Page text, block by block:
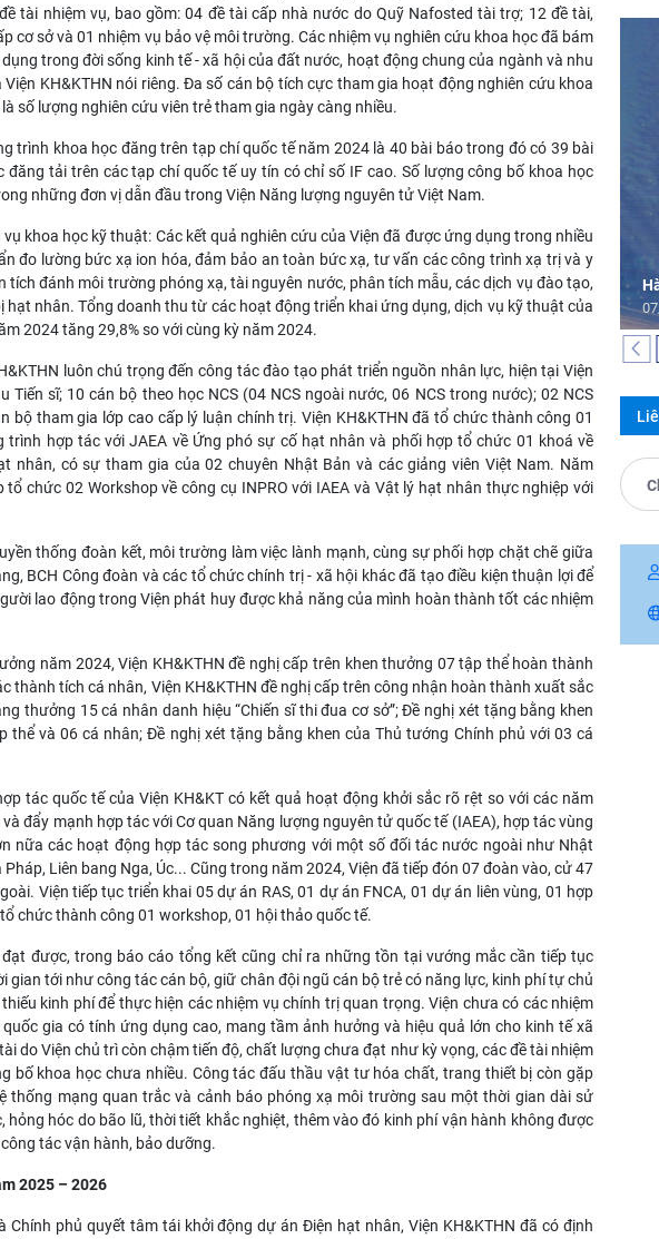
tài nhiệm vụ, bao gồm: 04 đề tài cấp nhà nước do Quỹ Nafosted tài trợ; 12 đề tài,
cơ sở và 01 nhiệm vụ bảo vệ môi trường. Các nhiệm vụ nghiên cứu khoa học đã bám
trong đời sống kinh tế - xã hội của đất nước, hoạt động chung của ngành và nhu
KH&KTHN nói riêng. Đa số cán bộ tích cực tham gia hoạt động nghiên cứu khoa
số lượng nghiên cứu viên trẻ tham gia ngày càng nhiều.
trình khoa học đăng trên tạp chí quốc tế năm 2024 là 40 bài báo trong đó có 39 bài
đăng tải trên các tạp chí quốc tế uy tín có chỉ số IF cao. Số lượng công bố khoa học
những đơn vị dẫn đầu trong Viện Năng lượng nguyên tử Việt Nam.
khoa học kỹ thuật: Các kết quả nghiên cứu của Viện đã được ứng dụng trong nhiều
đo lường bức xạ ion hóa, đảm bảo an toàn bức xạ, tư vấn các công trình xạ trị và y
tích đánh môi trường phóng xạ, tài nguyên nước, phân tích mẫu, các dịch vụ đào tạo,
hạt nhân. Tổng doanh thu từ các hoạt động triển khai ứng dụng, dịch vụ kỹ thuật của
2024 tăng 29,8% so với cùng kỳ năm 2024.
luôn chú trọng đến công tác đào tạo phát triển nguồn nhân lực, hiện tại Viện
Tiến sĩ; 10 cán bộ theo học NCS (04 NCS ngoài nước, 06 NCS trong nước); 02 NCS
bộ tham gia lớp cao cấp lý luận chính trị. Viện KH&KTHN đã tổ chức thành công 01
trình hợp tác với JAEA về Ứng phó sự cố hạt nhân và phối hợp tổ chức 01 khoá về
nhân, có sự tham gia của 02 chuyên Nhật Bản và các giảng viên Việt Nam. Năm
tổ chức 02 Workshop về công cụ INPRO với IAEA và Vật lý hạt nhân thực nghiệp với
thống đoàn kết, môi trường làm việc lành mạnh, cùng sự phối hợp chặt chẽ giữa
BCH Công đoàn và các tổ chức chính trị - xã hội khác đã tạo điều kiện thuận lợi để
lao động trong Viện phát huy được khả năng của mình hoàn thành tốt các nhiệm
năm 2024, Viện KH&KTHN đề nghị cấp trên khen thưởng 07 tập thể hoàn thành
thành tích cá nhân, Viện KH&KTHN đề nghị cấp trên công nhận hoàn thành xuất sắc
thưởng 15 cá nhân danh hiệu “Chiến sĩ thi đua cơ sở”; Đề nghị xét tặng bằng khen
thể và 06 cá nhân; Đề nghị xét tặng bằng khen của Thủ tướng Chính phủ với 03 cá
tác quốc tế của Viện KH&KT có kết quả hoạt động khởi sắc rõ rệt so với các năm
đẩy mạnh hợp tác với Cơ quan Năng lượng nguyên tử quốc tế (IAEA), hợp tác vùng
nữa các hoạt động hợp tác song phương với một số đối tác nước ngoài như Nhật
Pháp, Liên bang Nga, Úc... Cũng trong năm 2024, Viện đã tiếp đón 07 đoàn vào, cử 47
Viện tiếp tục triển khai 05 dự án RAS, 01 dự án FNCA, 01 dự án liên vùng, 01 hợp
chức thành công 01 workshop, 01 hội thảo quốc tế.
được, trong báo cáo tổng kết cũng chỉ ra những tồn tại vướng mắc cần tiếp tục
gian tới như công tác cán bộ, giữ chân đội ngũ cán bộ trẻ có năng lực, kinh phí tự chủ
kinh phí để thực hiện các nhiệm vụ chính trị quan trọng. Viện chưa có các nhiệm
gia có tính ứng dụng cao, mang tầm ảnh hưởng và hiệu quả lớn cho kinh tế xã
do Viện chủ trì còn chậm tiến độ, chất lượng chưa đạt như kỳ vọng, các đề tài nhiệm
bố khoa học chưa nhiều. Công tác đấu thầu vật tư hóa chất, trang thiết bị còn gặp
thống mạng quan trắc và cảnh báo phóng xạ môi trường sau một thời gian dài sử
hỏng hóc do bão lũ, thời tiết khắc nghiệt, thêm vào đó kinh phí vận hành không được
tác vận hành, bảo dưỡng.
2025 – 2026
Chính phủ quyết tâm tái khởi động dự án Điện hạt nhân, Viện KH&KTHN đã có định